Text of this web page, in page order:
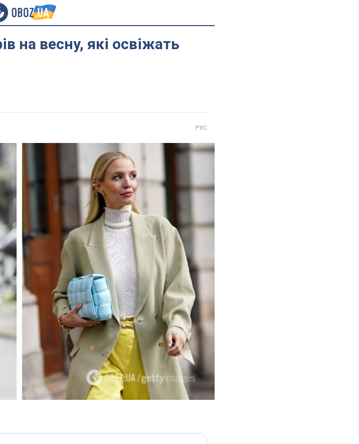
на весну, які освіжать
РУС